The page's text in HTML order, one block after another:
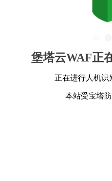
堡塔云WAF正
正在进行人机识
本站受宝塔